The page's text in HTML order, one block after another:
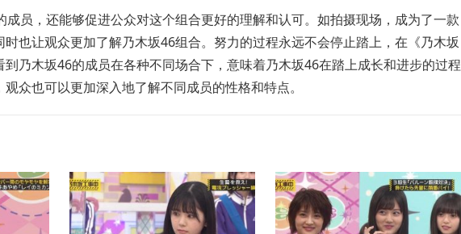
成员，还能够促进公众对这个组合更好的理解和认可。如拍摄现场，成为了一款
也让观众更加了解乃木坂46组合。努力的过程永远不会停止踏上，在《乃木坂
乃木坂46的成员在各种不同场合下，意味着乃木坂46在踏上成长和进步的过程
众也可以更加深入地了解不同成员的性格和特点。